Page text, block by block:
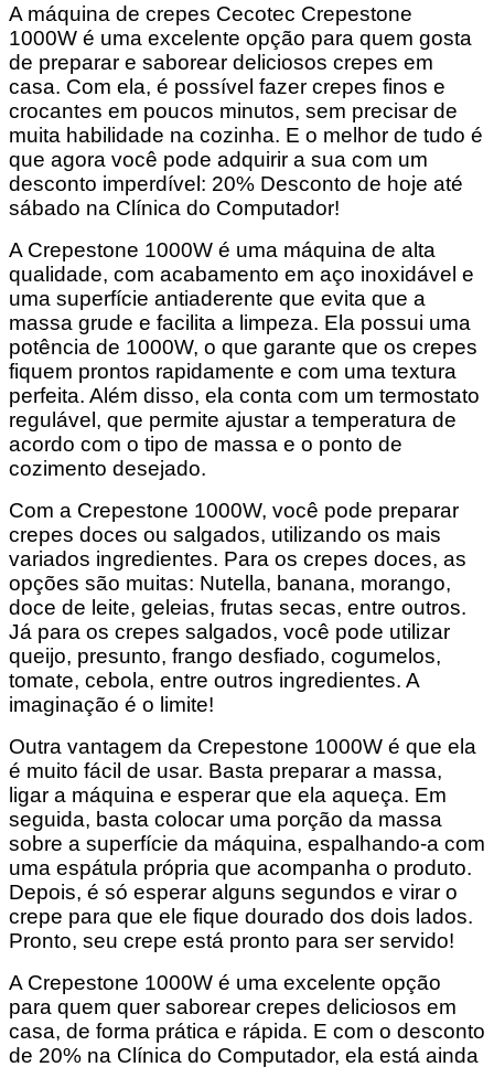
A máquina de crepes Cecotec Crepestone
1000W é uma excelente opção para quem gosta
de preparar e saborear deliciosos crepes em
casa. Com ela, é possível fazer crepes finos e
crocantes em poucos minutos, sem precisar de
muita habilidade na cozinha. E o melhor de tudo é
que agora você pode adquirir a sua com um
desconto imperdível: 20% Desconto de hoje até
sábado na Clínica do Computador!
A Crepestone 1000W é uma máquina de alta
qualidade, com acabamento em aço inoxidável e
uma superfície antiaderente que evita que a
massa grude e facilita a limpeza. Ela possui uma
potência de 1000W, o que garante que os crepes
fiquem prontos rapidamente e com uma textura
perfeita. Além disso, ela conta com um termostato
regulável, que permite ajustar a temperatura de
acordo com o tipo de massa e o ponto de
cozimento desejado.
Com a Crepestone 1000W, você pode preparar
crepes doces ou salgados, utilizando os mais
variados ingredientes. Para os crepes doces, as
opções são muitas: Nutella, banana, morango,
doce de leite, geleias, frutas secas, entre outros.
Já para os crepes salgados, você pode utilizar
queijo, presunto, frango desfiado, cogumelos,
tomate, cebola, entre outros ingredientes. A
imaginação é o limite!
Outra vantagem da Crepestone 1000W é que ela
é muito fácil de usar. Basta preparar a massa,
ligar a máquina e esperar que ela aqueça. Em
seguida, basta colocar uma porção da massa
sobre a superfície da máquina, espalhando-a com
uma espátula própria que acompanha o produto.
Depois, é só esperar alguns segundos e virar o
crepe para que ele fique dourado dos dois lados.
Pronto, seu crepe está pronto para ser servido!
A Crepestone 1000W é uma excelente opção
para quem quer saborear crepes deliciosos em
casa, de forma prática e rápida. E com o desconto
de 20% na Clínica do Computador, ela está ainda